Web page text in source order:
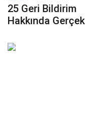
25 Geri Bildirim
Hakkında Gerçek